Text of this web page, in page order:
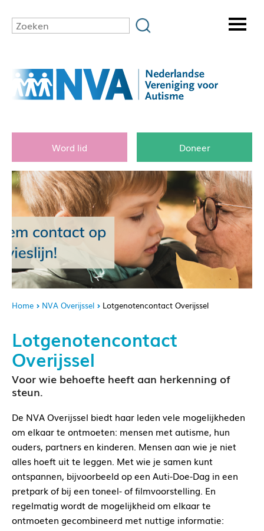
Word lid Doneer
Home NVA Overijssel Lotgenotencontact Overijssel
Lotgenotencontact
Overijssel
Voor wie behoefte heeft aan herkenning of
steun.
De NVA Overijssel biedt haar leden vele mogelijkheden
om elkaar te ontmoeten: mensen met autisme, hun
ouders, partners en kinderen. Mensen aan wie je niet
alles hoeft uit te leggen. Met wie je samen kunt
ontspannen, bijvoorbeeld op een Auti-Doe-Dag in een
pretpark of bij een toneel- of filmvoorstelling. En
regelmatig wordt de mogelijkheid om elkaar te
ontmoeten gecombineerd met nuttige informatie: